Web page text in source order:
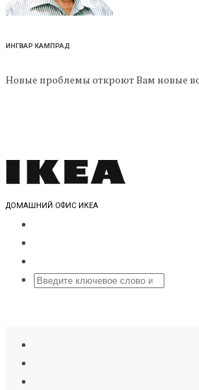
ИНГВАР КАМПРАД
Новые проблемы откроют Вам новые
ДОМАШНИЙ ОФИС ИКЕА